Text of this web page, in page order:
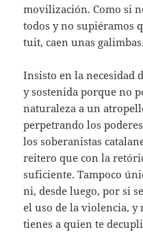
movilización. Como si
todos y no supiéramos
tuit, caen unas galimbas.
Insisto en la necesidad
y sostenida porque no
naturaleza a un
perpetrando los
los soberanistas
reitero que con la
suficiente. Tampoco
ni, desde luego, por si
el uso de la violencia, y
tienes a quien te